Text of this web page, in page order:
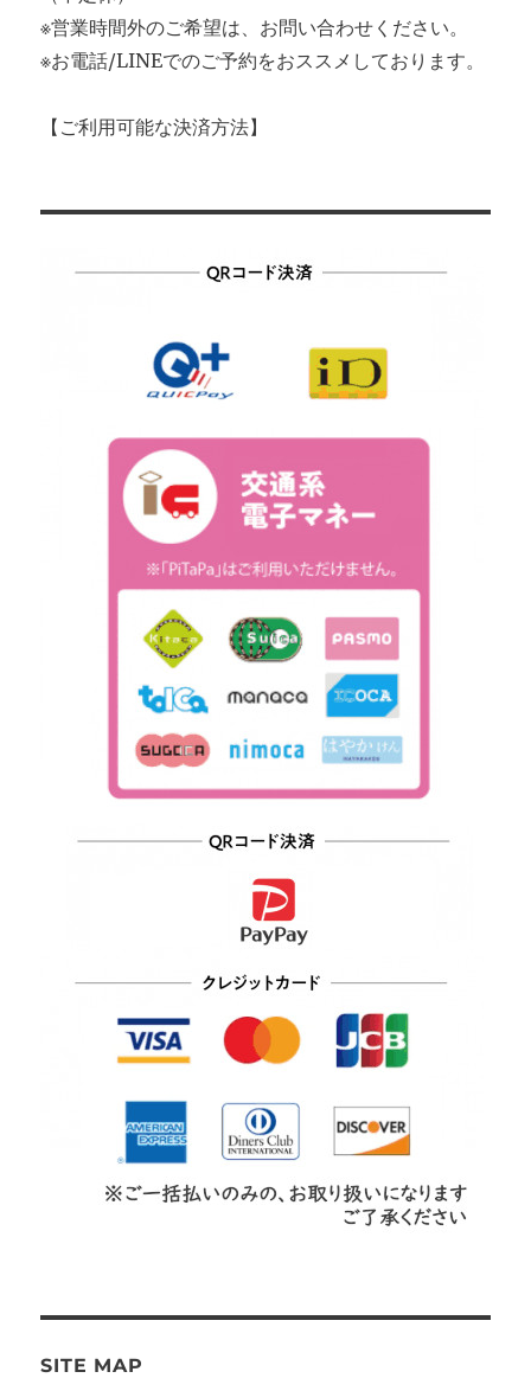
※営業時間外のご希望は、お問い合わせください。
※お電話/LINEでのご予約をおススメしております。
【ご利用可能な決済方法】
SITE MAP